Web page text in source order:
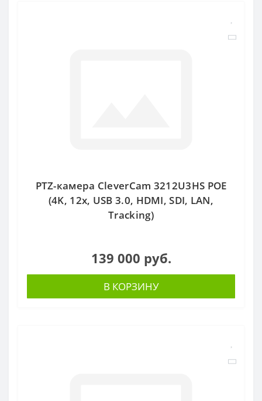
PTZ-камера CleverCam 3212U3HS POE
(4K, 12x, USB 3.0, HDMI, SDI, LAN,
Tracking)
139 000 руб.
В КОРЗИНУ